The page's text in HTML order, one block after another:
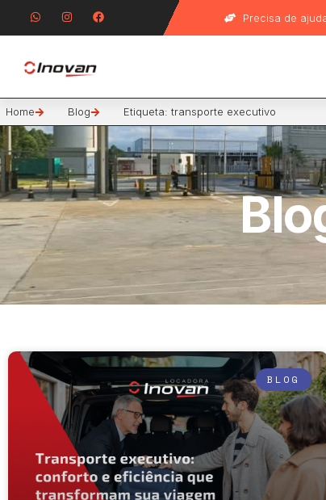
Precisa de
Home Blog Etiqueta: transporte executivo
BLOG